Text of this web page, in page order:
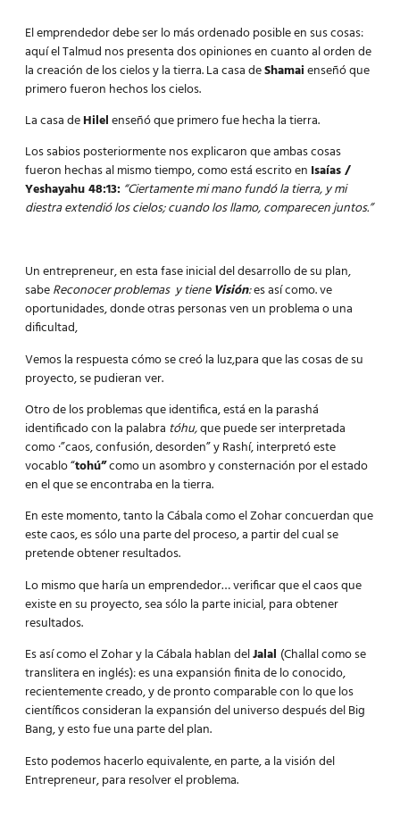
El emprendedor debe ser lo más ordenado posible en sus cosas:
aquí el Talmud nos presenta dos opiniones en cuanto al orden de
la creación de los cielos y la tierra. La casa deShamaienseñó que
primero fueron hechos los cielos.
La casa deHilelenseñó que primero fue hecha la tierra.
Los sabios posteriormente nos explicaron que ambas cosas
fueron hechas al mismo tiempo, como está escrito en Isaías /
Yeshayahu 48:13: “Ciertamente mi mano fundó la tierra, y mi
diestra extendió los cielos; cuando los llamo, comparecen juntos.”
Un entrepreneur, en esta fase inicial del desarrollo de su plan,
sabeReconocer problemas y tieneVisión:es así como. ve
oportunidades, donde otras personas ven un problema o una
dificultad,
Vemos la respuesta cómo se creó la luz,para que las cosas de su
proyecto, se pudieran ver.
Otro de los problemas que identifica, está en la parashá
identificado con la palabra tóhu,que puede ser interpretada
como ·”caos, confusión, desorden” y Rashí, interpretó este
vocablo “tohú”como un asombro y consternación por el estado
en el que se encontraba en la tierra.
En este momento, tanto la Cábala como el Zohar concuerdan que
este caos, es sólo una parte del proceso, a partir del cual se
pretende obtener resultados.
Lo mismo que haría un emprendedor… verificar que el caos que
existe en su proyecto, sea sólo la parte inicial, para obtener
resultados.
Es así como el Zohar y la Cábala hablan delJalal (Challal como se
translitera en inglés): es una expansión finita de lo conocido,
recientemente creado, y de pronto comparable con lo que los
científicos consideran la expansión del universo después del Big
Bang, y esto fue una parte del plan.
Esto podemos hacerlo equivalente, en parte, a la visión del
Entrepreneur, para resolver el problema.